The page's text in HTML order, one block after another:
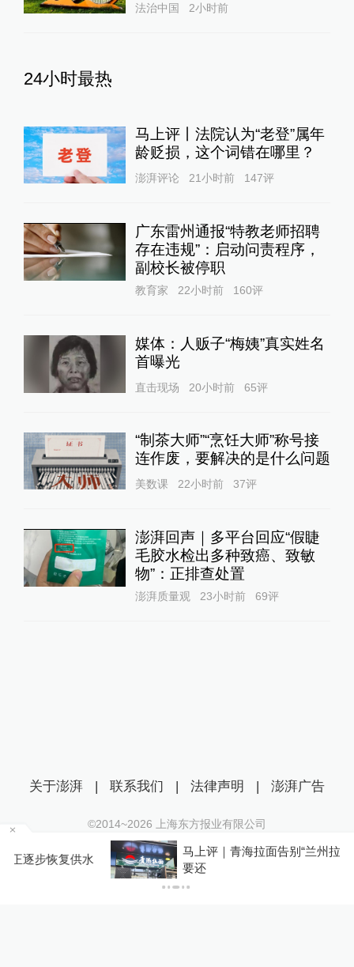
法治中国 2小时前
24小时最热
马上评丨法院认为“老登”属年
龄贬损，这个词错在哪里？
澎湃评论 21小时前 147评
广东雷州通报“特教老师招聘
存在违规”：启动问责程序，
副校长被停职
教育家 22小时前 160评
媒体：人贩子“梅姨”真实姓名
首曝光
直击现场 20小时前 65评
“制茶大师”“烹饪大师”称号接
连作废，要解决的是什么问题
美数课 22小时前 37评
澎湃回声｜多平台回应“假睫
毛胶水检出多种致癌、致敏
物”：正排查处置
澎湃质量观 23小时前 69评
马上评｜青海拉面告别“兰州拉面”，借来的IP终
要还
关于澎湃 | 联系我们 | 法律声明 | 澎湃广告
©2014~2026 上海东方报业有限公司
沪ICP证：沪B2-20170116 | 沪ICP备14003370号
互联网新闻信息服务许可证：31120170006
沪公网安备 31010602000299号